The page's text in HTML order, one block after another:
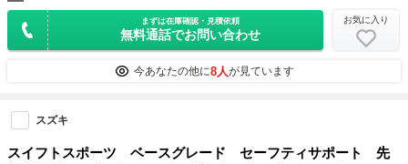
まずは在庫確認・見積依頼
無料通話でお問い合わせ
お気に入り
今あなたの他に8人が見ています
スズキ
スイフトスポーツ ベースグレード セーフティサポート 先